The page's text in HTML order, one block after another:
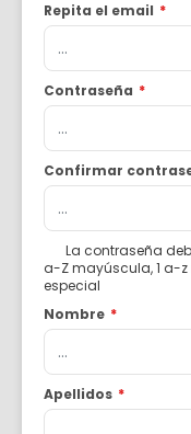
Repita el email *
Contraseña *
Confirmar
La contraseña
a-Z mayúscula, 1 a-
especial
Nombre *
Apellidos *